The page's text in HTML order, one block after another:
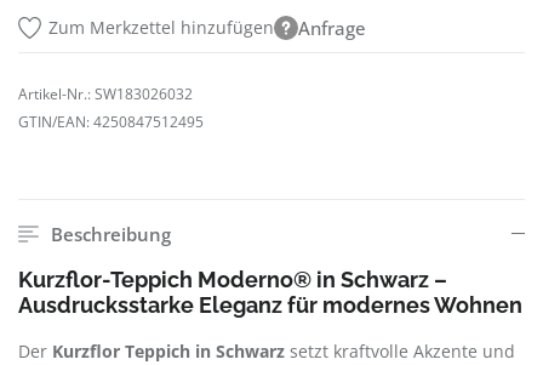
Zum Merkzettel hinzufügen Anfrage
Artikel-Nr.: SW183026032
GTIN/EAN: 4250847512495
Beschreibung
Kurzflor-Teppich Moderno® in Schwarz –
Ausdrucksstarke Eleganz für modernes Wohnen
Der Kurzflor Teppich in Schwarz setzt kraftvolle Akzente und